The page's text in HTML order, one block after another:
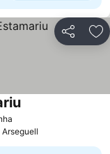
Partilhar
Arseguell